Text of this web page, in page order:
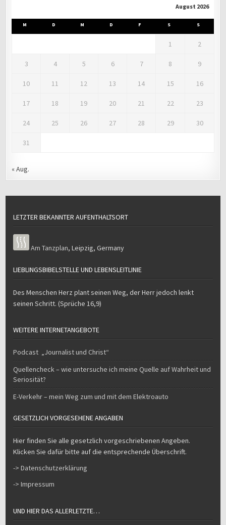
August 2026
M D M D F S S
1 2
3 4 5 6 7 8 9
10 11 12 13 14 15 16
17 18 19 20 21 22 23
24 25 26 27 28 29 30
31
« Aug.
LETZTER BEKANNTER AUFENTHALTSORT
Am Tanzplan,Leipzig,Germany
LIEBLINGSBIBELSTELLE UND LEBENSLEITLINIE
Des Menschen Herz plant seinen Weg, der Herr jedoch lenkt
seinen Schritt. (Sprüche 16,9)
WEITERE INTERNETANGEBOTE
Podcast „Journalist und Christ“
Quellencheck – wie untersuche ich meine Quelle auf Wahrheit und
Seriosität?
E-Verkehr – mein Weg zum und mit dem Elektroauto
GESETZLICH VORGESEHENE ANGABEN
Hier finden Sie alle gesetzlich vorgeschriebenen Angeben.
Klicken Sie dafür bitte auf die entsprechende Überschrift.
-> Datenschutzerklärung
-> Impressum
UND HIER DAS ALLERLETZTE…